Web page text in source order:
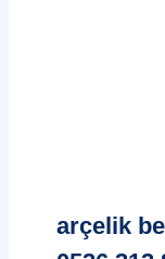
arçelik